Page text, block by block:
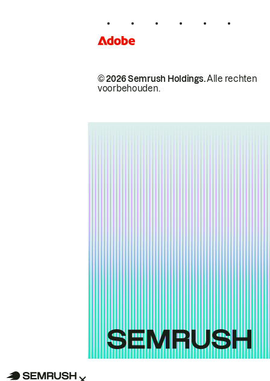
© 2026 Semrush Holdings.Alle rechten
voorbehouden.